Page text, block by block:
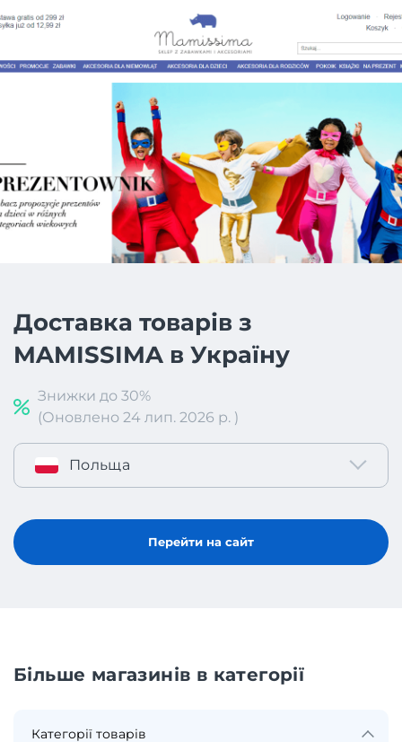
Доставка товарів з
MAMISSIMA в Україну
Знижки до 30%
(Оновлено 24 лип. 2026 р. )
Польща
Перейти на сайт
Більше магазинів в категорії